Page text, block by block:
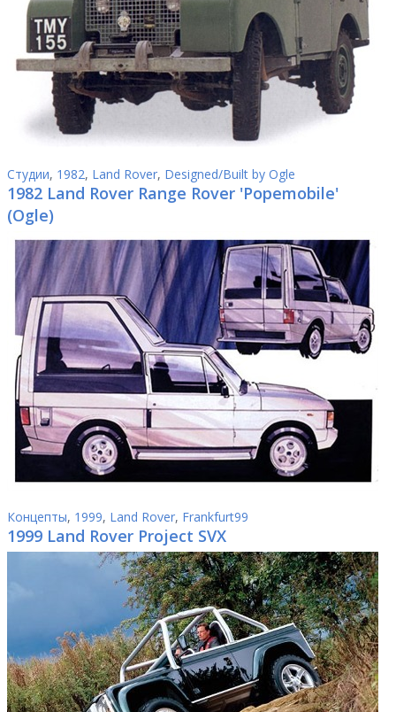
Студии, 1982, Land Rover, Designed/Built by Ogle
1982 Land Rover Range Rover 'Popemobile'
(Ogle)
Концепты, 1999, Land Rover, Frankfurt99
1999 Land Rover Project SVX